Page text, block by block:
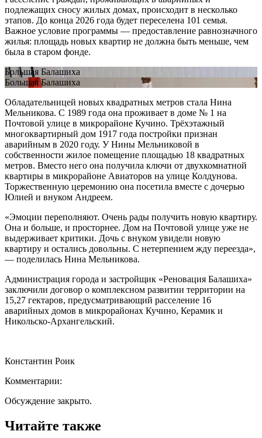
подлежащих сносу жилых домах, происходит в несколько
этапов. До конца 2026 года будет переселена 101 семья.
Важное условие программы — предоставление равнозначного
жилья: площадь новых квартир не должна быть меньше, чем
была в старом фонде.
Большая Балашиха
Большая Балашиха
Обладательницей новых квадратных метров стала Нина
Мельникова. С 1989 года она проживает в доме № 1 на
Почтовой улице в микрорайоне Кучино. Трёхэтажный
многоквартирный дом 1917 года постройки признан
аварийным в 2020 году. У Нины Мельниковой в
собственности жилое помещение площадью 18 квадратных
метров. Вместо него она получила ключи от двухкомнатной
квартиры в микрорайоне Авиаторов на улице Колдунова.
Торжественную церемонию она посетила вместе с дочерью
Юлией и внуком Андреем.
«Эмоции переполняют. Очень рады получить новую квартиру.
Она и больше, и просторнее. Дом на Почтовой улице уже не
выдерживает критики. Дочь с внуком увидели новую
квартиру и остались довольны. С нетерпением жду переезда»,
— поделилась Нина Мельникова.
Администрация города и застройщик «Реновация Балашиха»
заключили договор о комплексном развитии территории на
15,27 гектаров, предусматривающий расселение 16
аварийных домов в микрорайонах Кучино, Керамик и
Никольско-Архангельский.
Константин Роик
Комментарии:
Обсуждение закрыто.
Читайте также